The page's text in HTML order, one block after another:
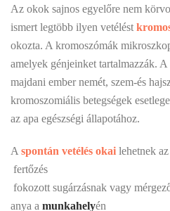
Az okok sajnos egyelőre nem
ismert legtöbb ilyen vetélést
okozta. A kromoszómák
amelyek génjeinket tartalmazzák. A
majdani ember nemét, szem-és
kromoszomiális betegségek
az apa egészségi állapotához.
A spontán vetélés okai lehetnek
 fertőzés
 fokozott sugárzásnak vagy
anya a munkahelyén